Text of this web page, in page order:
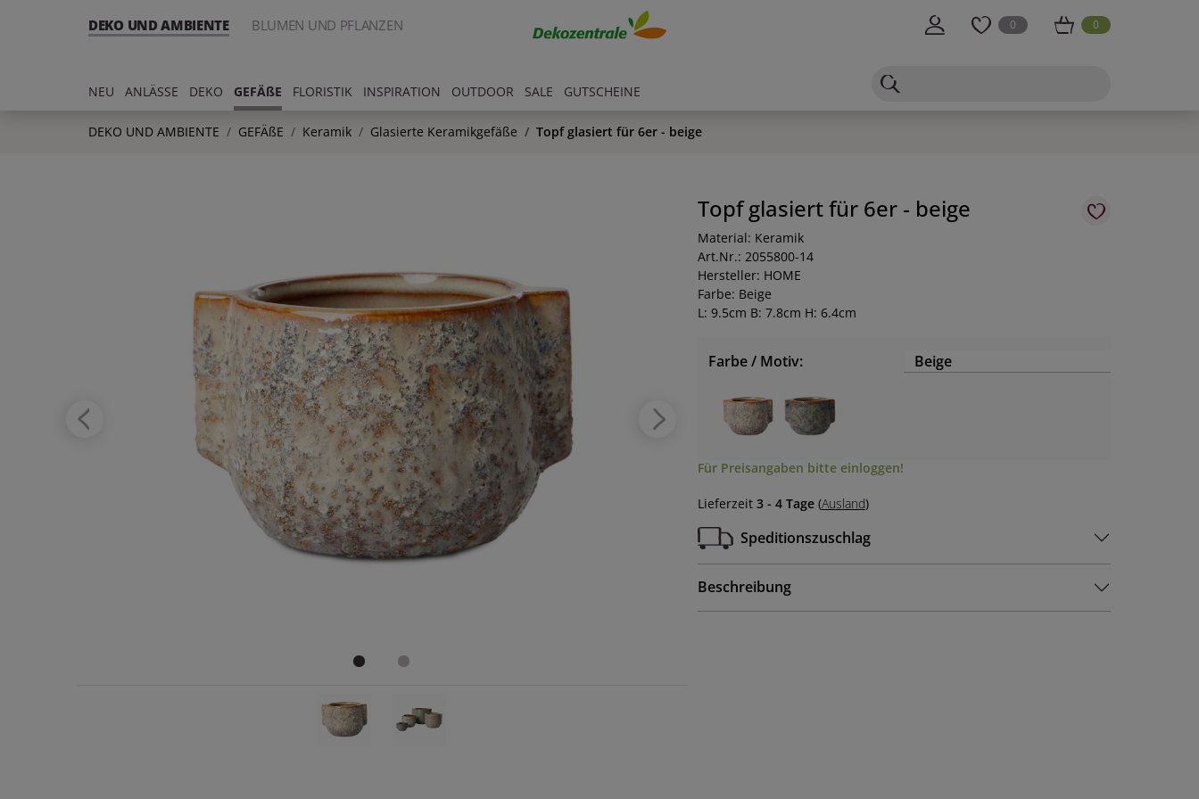
DEKO UND AMBIENTE BLUMEN UND PFLANZEN 0 0
NEU ANLÄSSE DEKO GEFÄßE FLORISTIK INSPIRATION OUTDOOR SALE GUTSCHEINE
DEKO UND AMBIENTE GEFÄßE Keramik Glasierte Keramikgefäße Topf glasiert für 6er - beige
Topf glasiert für 6er - beige
Material: Keramik
Art.Nr.: 2055800-14
Hersteller: HOME
Farbe: Beige
L: 9.5cm B: 7.8cm H: 6.4cm
Farbe / Motiv: Beige
Für Preisangaben bitte einloggen!
Lieferzeit 3 - 4 Tage(Ausland)
Speditionszuschlag
Beschreibung